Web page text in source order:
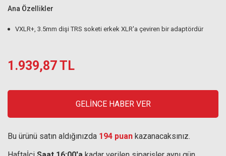
Ana Özellikler
VXLR+, 3.5mm dişi TRS soketi erkek XLR'a çeviren bir adaptördür
1.939,87 TL
GELİNCE HABER VER
Bu ürünü satın aldığınızda 194 puan kazanacaksınız.